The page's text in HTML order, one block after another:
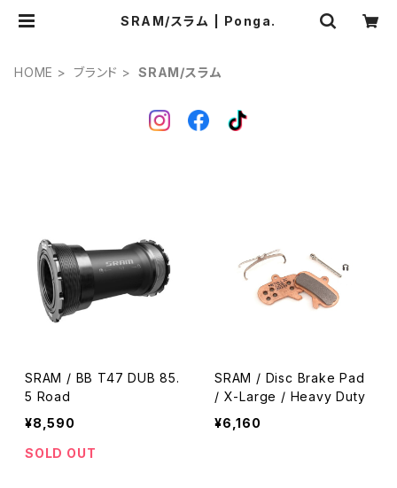
SRAM/スラム | Ponga.
HOME ブランド SRAM/スラム
SRAM / BB T47 DUB 85.
5 Road
¥8,590
SOLD OUT
SRAM / Disc Brake Pad
/ X-Large / Heavy Duty
¥6,160